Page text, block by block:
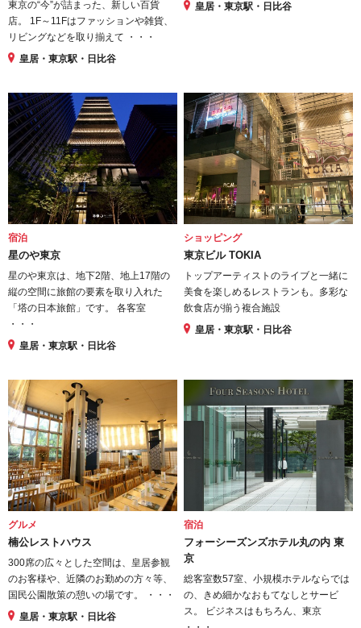
東京の“今”が詰まった、新しい百貨
店。 1F～11Fはファッションや雑貨、
リビングなどを取り揃えて ・・・
皇居・東京駅・日比谷
皇居・東京駅・日比谷
宿泊
星のや東京
星のや東京は、地下2階、地上17階の
縦の空間に旅館の要素を取り入れた
「塔の日本旅館」です。 各客室
・・・
皇居・東京駅・日比谷
ショッピング
東京ビル TOKIA
トップアーティストのライブと一緒に
美食を楽しめるレストランも。多彩な
飲食店が揃う複合施設
皇居・東京駅・日比谷
グルメ
楠公レストハウス
300席の広々とした空間は、皇居参観
のお客様や、近隣のお勤めの方々等、
国民公園散策の憩いの場です。 ・・・
皇居・東京駅・日比谷
宿泊
フォーシーズンズホテル丸の内 東
京
総客室数57室、小規模ホテルならでは
の、きめ細かなおもてなしとサービ
ス。 ビジネスはもちろん、東京